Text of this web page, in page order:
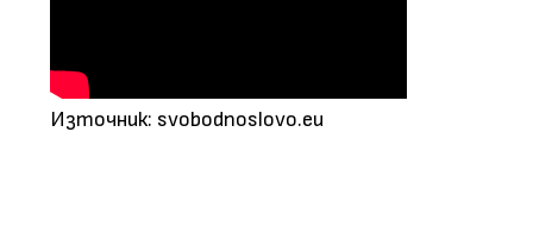
Източник: svobodnoslovo.eu